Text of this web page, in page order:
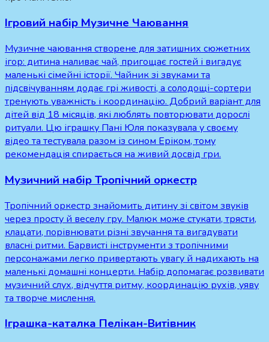
Ігровий набір Музичне Чаювання
Музичне чаювання створене для затишних сюжетних
ігор: дитина наливає чай, пригощає гостей і вигадує
маленькі сімейні історії. Чайник зі звуками та
підсвічуванням додає грі живості, а солодощі-сортери
тренують уважність і координацію. Добрий варіант для
дітей від 18 місяців, які люблять повторювати дорослі
ритуали. Цю іграшку Пані Юля показувала у своєму
відео та тестувала разом із сином Еріком, тому
рекомендація спирається на живий досвід гри.
Музичний набір Тропічний оркестр
Тропічний оркестр знайомить дитину зі світом звуків
через просту й веселу гру. Малюк може стукати, трясти,
клацати, порівнювати різні звучання та вигадувати
власні ритми. Барвисті інструменти з тропічними
персонажами легко привертають увагу й надихають на
маленькі домашні концерти. Набір допомагає розвивати
музичний слух, відчуття ритму, координацію рухів, уяву
та творче мислення.
Іграшка-каталка Пелікан-Витівник